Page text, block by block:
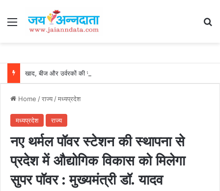
Menu
Home /राज्य/मध्यप्रदेश
मध्यप्रदेश राज्य
नए थर्मल पॉवर स्टेशन की स्थापना से
प्रदेश में औद्योगिक विकास को मिलेगा
सुपर पॉवर : मुख्यमंत्री डॉ. यादव